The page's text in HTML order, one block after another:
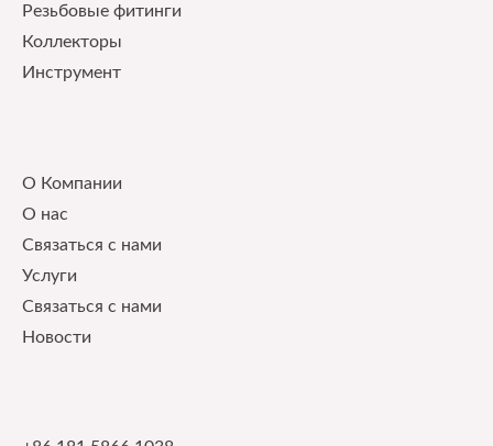
Pезьбовые фитинги
Коллекторы
Инструмент
О Компании
О нас
Связаться с нами
Услуги
Связаться с нами
Новости